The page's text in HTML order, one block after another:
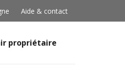
Aide & contact
propriétaire